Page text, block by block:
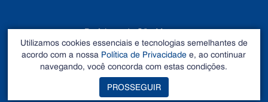
Prefeitura de São Mateus
©2026 - Todos os direitos reservados
Endereço: Rua Alberto Sartório, Nº 404, Carapina - São
Mateus – ES CEP 29.933-060. Tel: 27 3195-0100
Utilizamos cookies essenciais e tecnologias semelhantes de
acordo com a nossa Política de Privacidade e, ao continuar
navegando, você concorda com estas condições.
PROSSEGUIR